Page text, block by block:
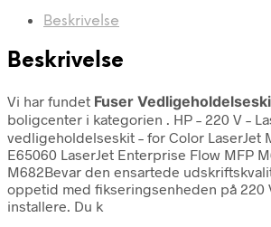
Beskrivelse
Beskrivelse
Vi har fundet Fuser
boligcenter i kategorien . HP – 220 V –
vedligeholdelseskit – for Color LaserJet
E65060 LaserJet Enterprise Flow MFP
M682Bevar den ensartede
oppetid med fikseringsenheden på 220
installere. Du k